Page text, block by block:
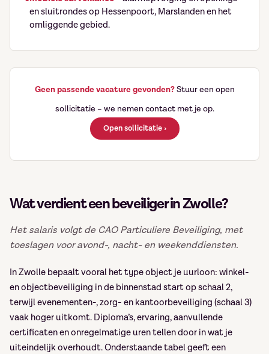
en sluitrondes op Hessenpoort, Marslanden en het
omliggende gebied.
Geen passende vacature gevonden?Stuur een open
sollicitatie – we nemen contact met je op.
Open sollicitatie ›
Wat verdient een beveiliger in Zwolle?
Het salaris volgt de CAO Particuliere Beveiliging, met
toeslagen voor avond-, nacht- en weekenddiensten.
In Zwolle bepaalt vooral het type object je uurloon: winkel-
en objectbeveiliging in de binnenstad start op schaal 2,
terwijl evenementen-, zorg- en kantoorbeveiliging (schaal 3)
vaak hoger uitkomt. Diploma’s, ervaring, aanvullende
certificaten en onregelmatige uren tellen door in wat je
uiteindelijk overhoudt. Onderstaande tabel geeft een